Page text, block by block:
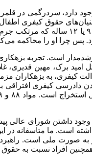
دارد، سردرگمی در
حقوق کیفری
پس چرا او را محاکمه
است. تجربه
برک، مهین قدیری،
کیفری، به بزهکاران
داشتن شورای عالی
است. ما متاسفانه
به صورت ملی است.
افراد نسبت به حقوق